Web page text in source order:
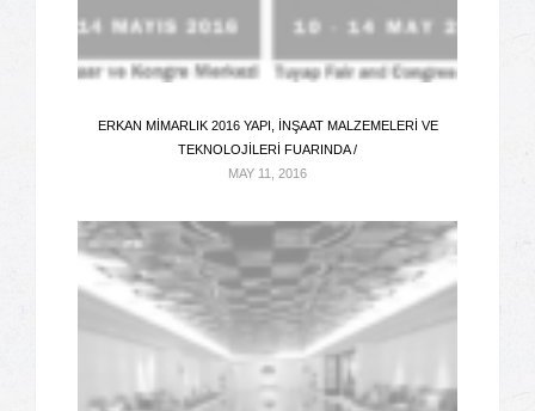
ERKAN MIMARLIK 2016 YAPI, İNŞAAT MALZEMELERI VE
TEKNOLOJILERI FUARINDA /
MAY 11, 2016